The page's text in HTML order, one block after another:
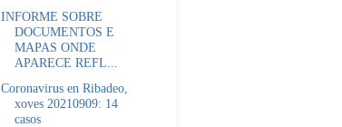
INFORME SOBRE
DOCUMENTOS E
MAPAS ONDE
APARECE REFL...
Coronavirus en Ribadeo,
xoves 20210909: 14
casos